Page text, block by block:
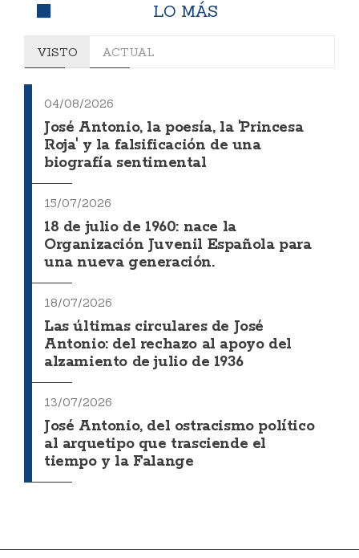
LO MÁS
VISTO ACTUAL
04/08/2026
José Antonio, la poesía, la 'Princesa
Roja' y la falsificación de una
biografía sentimental
15/07/2026
18 de julio de 1960: nace la
Organización Juvenil Española para
una nueva generación.
18/07/2026
Las últimas circulares de José
Antonio: del rechazo al apoyo del
alzamiento de julio de 1936
13/07/2026
José Antonio, del ostracismo político
al arquetipo que trasciende el
tiempo y la Falange